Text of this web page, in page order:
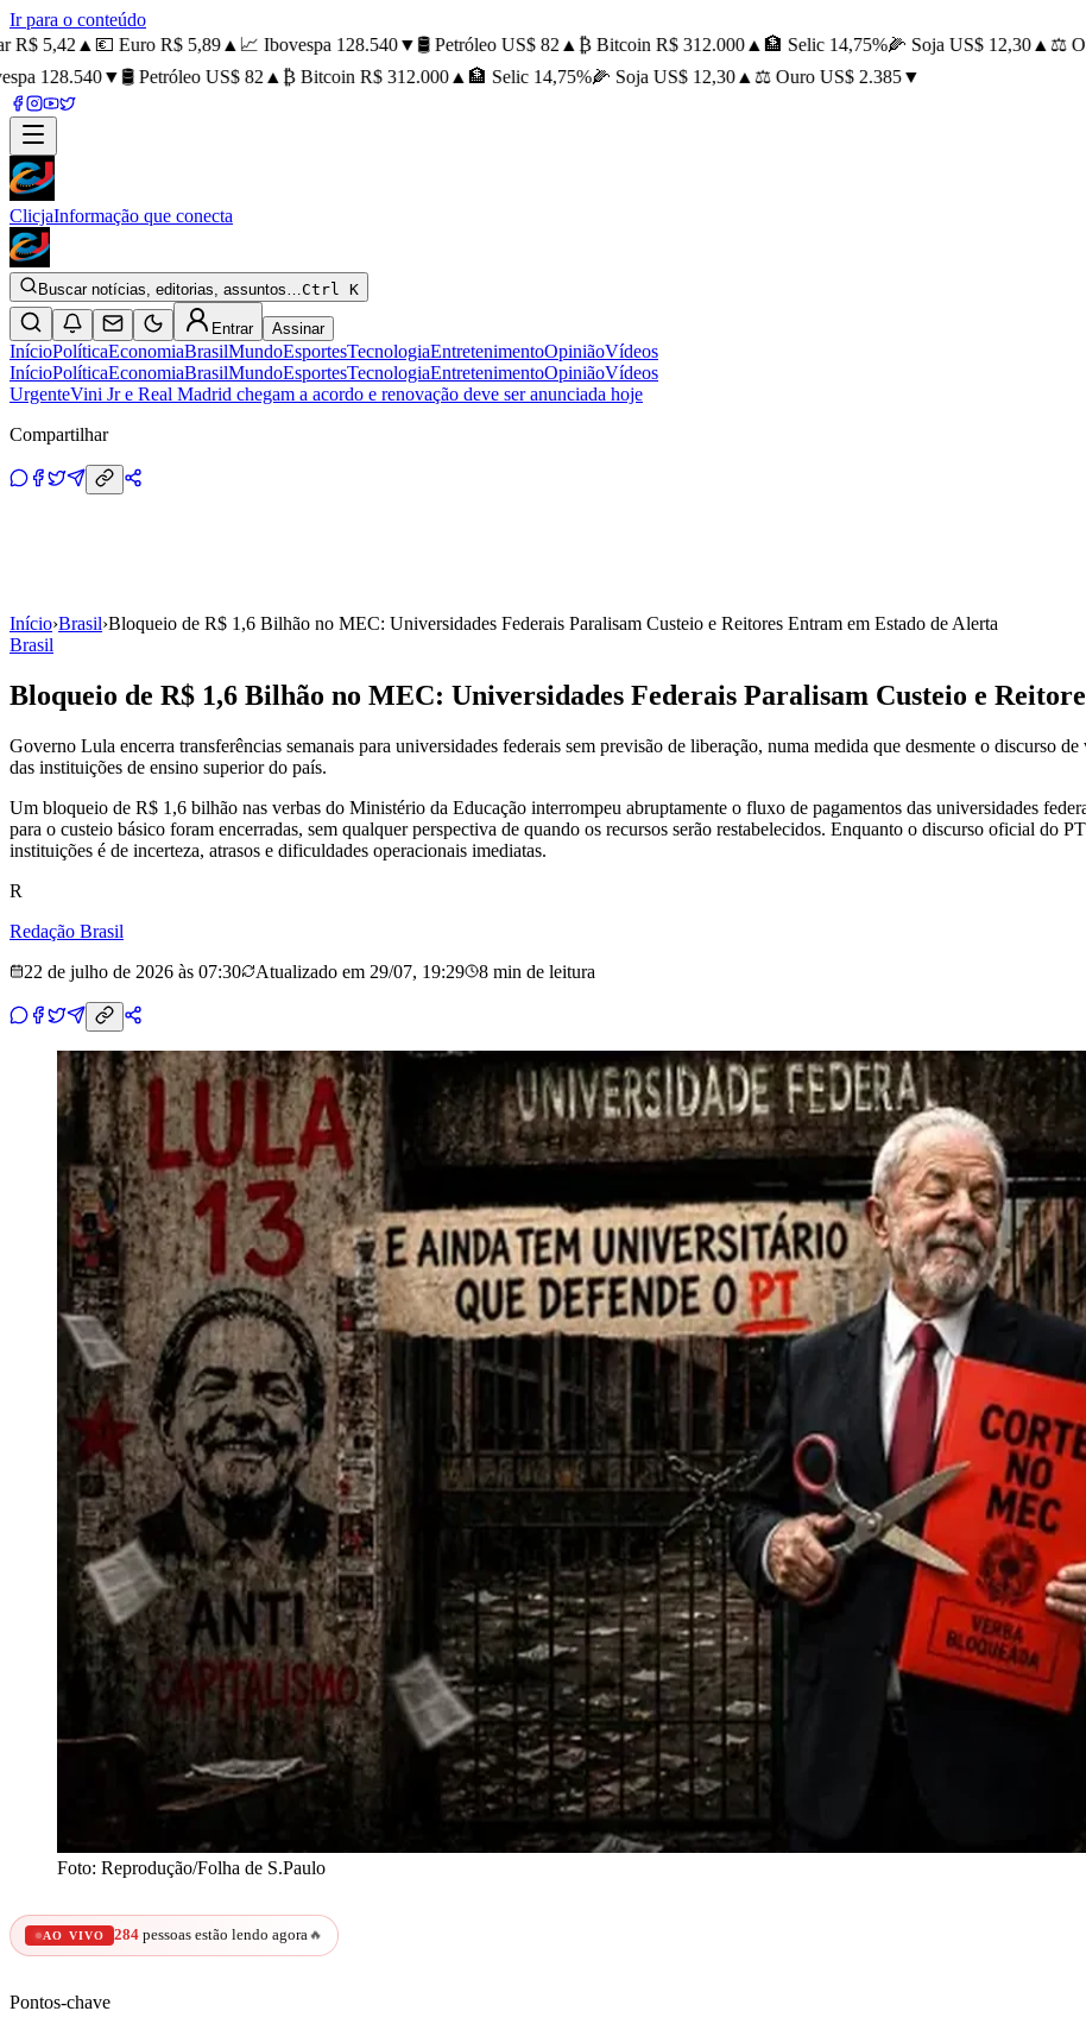
Ir para o conteúdo
5,42▲ 💶 Euro R$ 5,89▲📈 Ibovespa 128.540▼🛢️ Petróleo US$ 82▲ ₿ Bitcoin R$ 312.000▲🏦 Selic 14,75%🌽 Soja US$ 12,30▲⚖️
128.540▼🛢️ Petróleo US$ 82▲ ₿ Bitcoin R$ 312.000▲🏦 Selic 14,75%🌽 Soja US$ 12,30▲⚖️ Ouro US$ 2.385▼
ClicjaInformação que conecta
Buscar notícias, editorias, assuntos…Ctrl K
Entrar Assinar
InícioPolíticaEconomiaBrasilMundoEsportesTecnologiaEntretenimentoOpiniãoVídeos
InícioPolíticaEconomiaBrasilMundoEsportesTecnologiaEntretenimentoOpiniãoVídeos
UrgenteVini Jr e Real Madrid chegam a acordo e renovação deve ser anunciada hoje
Compartilhar
Início›Brasil›Bloqueio de R$ 1,6 Bilhão no MEC: Universidades Federais Paralisam Custeio e Reitores Entram em Estado de Alerta
Brasil
Bloqueio de R$ 1,6 Bilhão no MEC: Universidades Federais Paralisam Custeio e
Governo Lula encerra transferências semanais para universidades federais sem previsão de liberação, numa medida que desmente o discurso
das instituições de ensino superior do país.
Um bloqueio de R$ 1,6 bilhão nas verbas do Ministério da Educação interrompeu abruptamente o fluxo de pagamentos das universidades
para o custeio básico foram encerradas, sem qualquer perspectiva de quando os recursos serão restabelecidos. Enquanto o discurso oficial do
instituições é de incerteza, atrasos e dificuldades operacionais imediatas.
R
Redação Brasil
22 de julho de 2026 às 07:30
Atualizado em 29/07, 19:29 8 min de leitura
Foto: Reprodução/Folha de S.Paulo
AO VIVO 284 pessoas estão lendo agora 🔥
Pontos-chave